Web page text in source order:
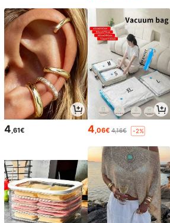
4,61€ 4,06€ 4,16€ -2%